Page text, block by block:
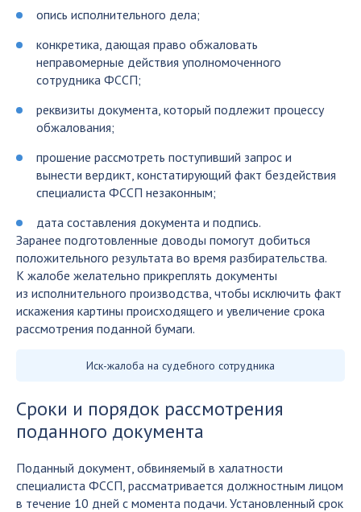
опись исполнительного дела;
конкретика, дающая право обжаловать
неправомерные действия уполномоченного
сотрудника ФССП;
реквизиты документа, который подлежит процессу
обжалования;
прошение рассмотреть поступивший запрос и
вынести вердикт, констатирующий факт бездействия
специалиста ФССП незаконным;
дата составления документа и подпись.
Заранее подготовленные доводы помогут добиться
положительного результата во время разбирательства.
К жалобе желательно прикреплять документы
из исполнительного производства, чтобы исключить факт
искажения картины происходящего и увеличение срока
рассмотрения поданной бумаги.
Иск-жалоба на судебного сотрудника
Сроки и порядок рассмотрения
поданного документа
Поданный документ, обвиняемый в халатности
специалиста ФССП, рассматривается должностным лицом
в течение 10 дней с момента подачи. Установленный срок